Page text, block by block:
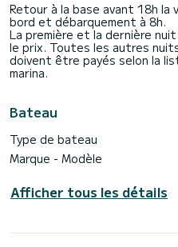
Retour à la base avant 18h la
bord et débarquement à 8h.
La première et la dernière
le prix. Toutes les autres
doivent être payés selon la
marina.
Bateau
Type de bateau
Marque - Modèle
Afficher tous les détails